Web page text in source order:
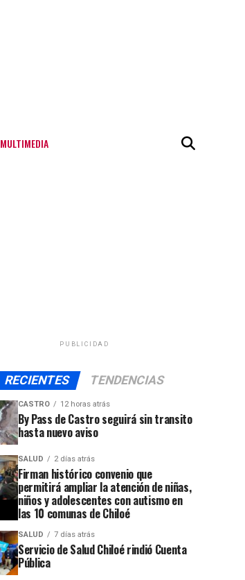
MULTIMEDIA
PUBLICIDAD
RECIENTES TENDENCIAS
CASTRO 12 horas atrás
By Pass de Castro seguirá sin transito
hasta nuevo aviso
SALUD 2 días atrás
Firman histórico convenio que
permitirá ampliar la atención de niñas,
niños y adolescentes con autismo en
las 10 comunas de Chiloé
SALUD 7 días atrás
Servicio de Salud Chiloé rindió Cuenta
Pública